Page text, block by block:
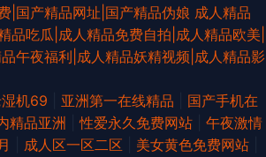
|国产精品网址|国产精品伪娘 成人精品
品吃瓜|成人精品免费自拍|成人精品欧美|
午夜福利|成人精品妖精视频|成人精品影
机69 亚洲第一在线精品
国产手机在
精品亚洲 |性爱永久免费网站
午夜激情
成人区一区二区 美女黄色免费网站